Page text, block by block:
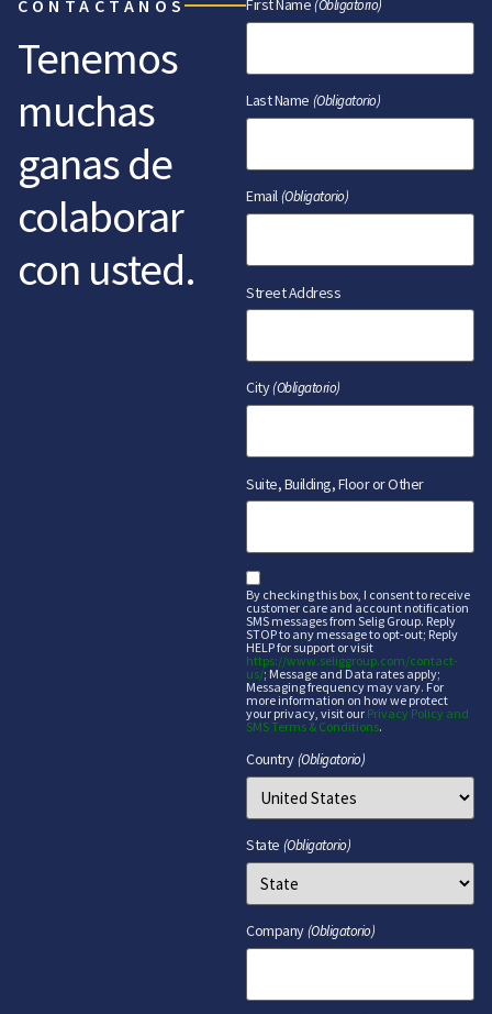
CONTÁCTANOS
Tenemos
muchas
ganas de
colaborar
con usted.
First Name(Obligatorio)
Last Name (Obligatorio)
Email (Obligatorio)
Street Address
City(Obligatorio)
Suite, Building, Floor or Other
sms
By checking this box, I consent to receive
customer care and account notification
SMS messages from Selig Group. Reply
STOP to any message to opt-out; Reply
HELP for support or visit
https://www.seliggroup.com/contact-
us/; Message and Data rates apply;
Messaging frequency may vary. For
more information on how we protect
your privacy, visit our Privacy Policy and
SMS Terms & Conditions.
Country (Obligatorio)
State (Obligatorio)
Company (Obligatorio)